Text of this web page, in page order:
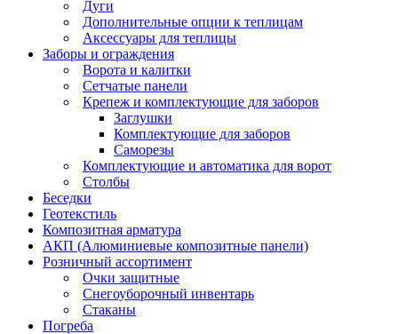
Дуги
Дополнительные опции к теплицам
Аксессуары для теплицы
Заборы и ограждения
Ворота и калитки
Сетчатые панели
Крепеж и комплектующие для заборов
Заглушки
Комплектующие для заборов
Саморезы
Комплектующие и автоматика для ворот
Столбы
Беседки
Геотекстиль
Композитная арматура
АКП (Алюминиевые композитные панели)
Розничный ассортимент
Очки защитные
Снегоуборочный инвентарь
Стаканы
Погреба